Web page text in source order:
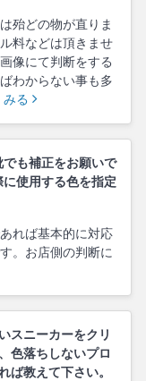
殆どの物が直りま
料などは頂きませ
像にて判断をする
わからない事も多
みる
も補正をお願いで
使用する色を指定
れば基本的に対応
。お店側の判断に
スニーカーをクリ
色落ちしないプロ
ば教えて下さい。